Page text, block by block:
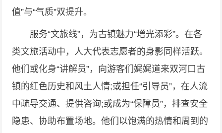
值”与“气质”双提升。
服务“文旅线”，为古镇魅力“增光添彩”。在各
类文旅活动中，人大代表志愿者的身影同样活跃。
他们或化身“讲解员”，向游客们娓娓道来双河口古
镇的红色历史和风土人情;或担任“引导员”，在人流
中疏导交通、提供咨询;或成为“保障员”，排查安全
隐患、协助布置场地。他们以饱满的热情和周到的